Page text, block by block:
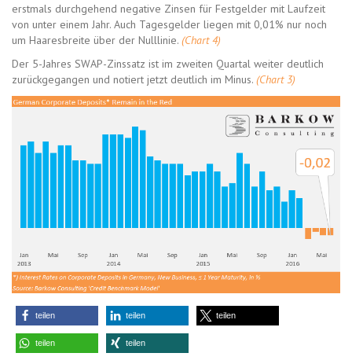
erstmals durchgehend negative Zinsen für Festgelder mit Laufzeit
von unter einem Jahr. Auch Tagesgelder liegen mit 0,01% nur noch
um Haaresbreite über der Nulllinie. (Chart 4)
Der 5-Jahres SWAP-Zinssatz ist im zweiten Quartal weiter deutlich
zurückgegangen und notiert jetzt deutlich im Minus. (Chart 3)
teilen teilen teilen
teilen teilen